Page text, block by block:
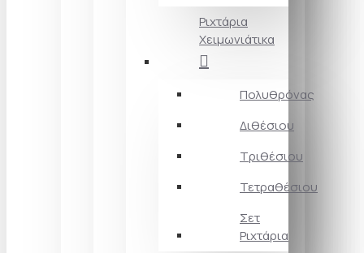
Ριχτάρια
Χειμωνιάτικα
Πολυθρόνας
Διθέσιου
Τριθέσιου
Τετραθέσιου
Σετ
Ριχτάρια